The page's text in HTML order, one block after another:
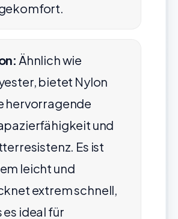
Ähnlich wie
bietet Nylon
hervorragende
und
Es ist
leicht und
extrem schnell,
es ideal für